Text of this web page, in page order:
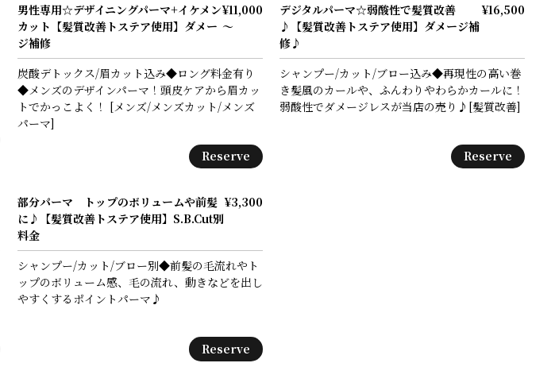
男性専用☆デザイニングパーマ+イケメン
カット【髪質改善トステア使用】ダメー
ジ補修
¥11,000
～
炭酸デトックス/眉カット込み◆ロング料金有り
◆メンズのデザインパーマ！頭皮ケアから眉カッ
トでかっこよく！ [メンズ/メンズカット/メンズ
パーマ]
Reserve
デジタルパーマ☆弱酸性で髪質改善
♪【髪質改善トステア使用】ダメージ補
修♪
¥16,500
シャンプー/カット/ブロー込み◆再現性の高い巻
き髪風のカールや、ふんわりやわらかカールに！
弱酸性でダメージレスが当店の売り♪[髪質改善]
Reserve
部分パーマ トップのボリュームや前髪
に♪【髪質改善トステア使用】S.B.Cut別
料金
¥3,300
シャンプー/カット/ブロー別◆前髪の毛流れやト
ップのボリューム感、毛の流れ、動きなどを出し
やすくするポイントパーマ♪
Reserve